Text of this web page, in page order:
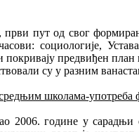
пут од свог
социологије,
покривају предвиђен
су у разним
школама-употреба
2006. године у